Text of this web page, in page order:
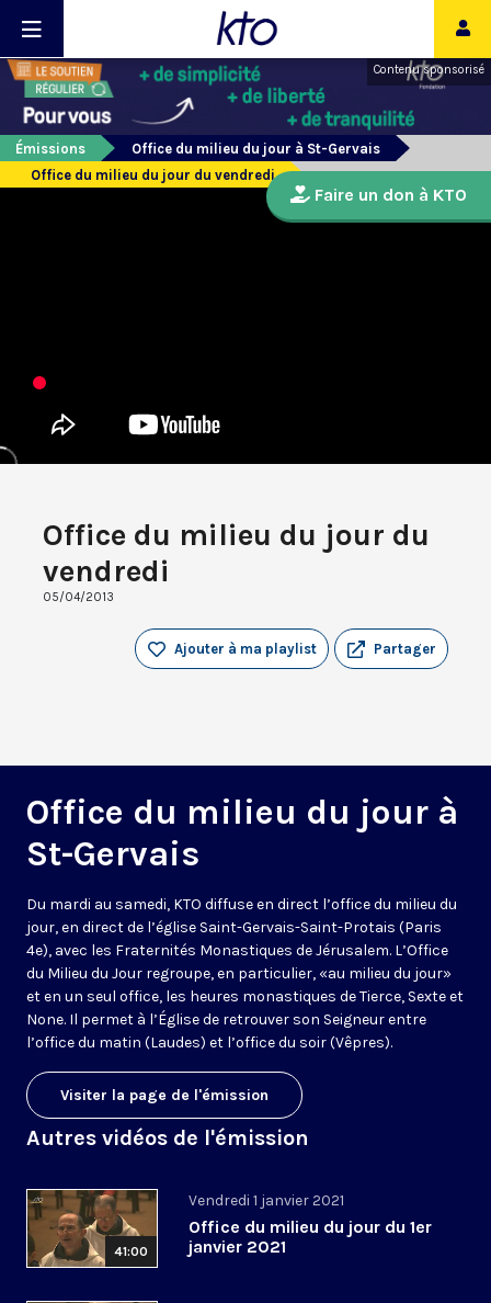
Contenu sponsorisé
Émissions
Office du milieu du jour à St-Gervais
Office du milieu du jour du vendredi
Office du milieu du jour du
vendredi
05/04/2013
Partager
Ajouter à ma playlist
Office du milieu du jour à
St-Gervais
Du mardi au samedi, KTO diffuse en direct l’office du milieu du
jour, en direct de l’église Saint-Gervais-Saint-Protais (Paris
4e), avec les Fraternités Monastiques de Jérusalem. L’Office
du Milieu du Jour regroupe, en particulier, «au milieu du jour»
et en un seul office, les heures monastiques de Tierce, Sexte et
None. Il permet à l’Église de retrouver son Seigneur entre
l’office du matin (Laudes) et l’office du soir (Vêpres).
Visiter la page de l'émission
Autres vidéos de l'émission
41:00
Vendredi 1 janvier 2021
Office du milieu du jour du 1er
janvier 2021
Faire un don à KTO